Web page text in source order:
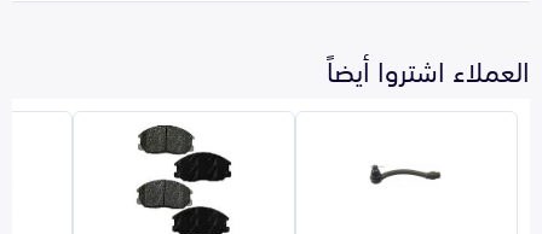
العملاء اشتروا أيضاً